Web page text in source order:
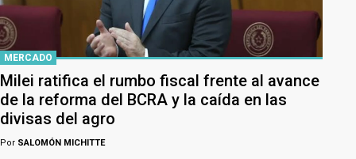
MERCADO
Milei ratifica el rumbo fiscal frente al avance
de la reforma del BCRA y la caída en las
divisas del agro
Por SALOMÓN MICHITTE